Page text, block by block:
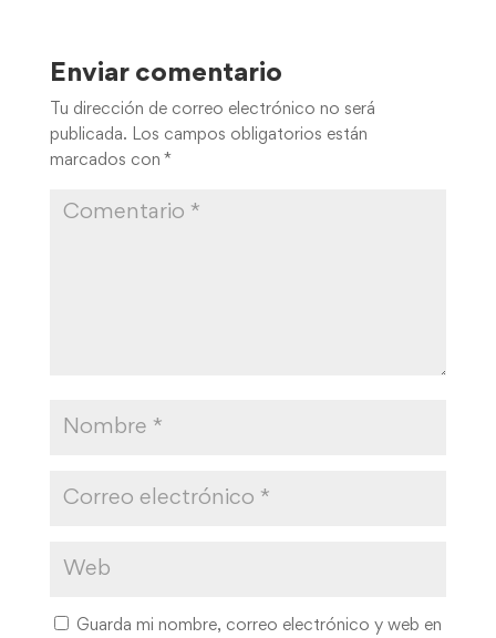
Enviar comentario
Tu dirección de correo electrónico no será
publicada.
Los campos obligatorios están
marcados con *
Guarda mi nombre, correo electrónico y web en